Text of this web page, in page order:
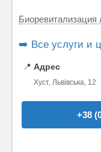
Биоревитализация
➡️ Все услуги и
📍 Адрес
Хуст, Львівська, 12
+38